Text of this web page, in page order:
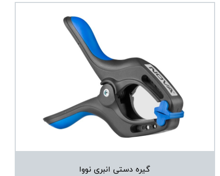
گیره دستی انبری نووا